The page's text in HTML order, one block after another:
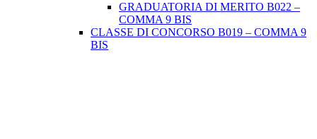
GRADUATORIA DI MERITO B022 –
COMMA 9 BIS
CLASSE DI CONCORSO B019 – COMMA 9
BIS